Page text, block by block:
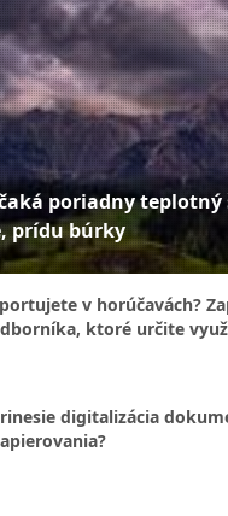
poriadny teplotný
prídu búrky
v horúčavách?
ktoré určite
digitalizácia